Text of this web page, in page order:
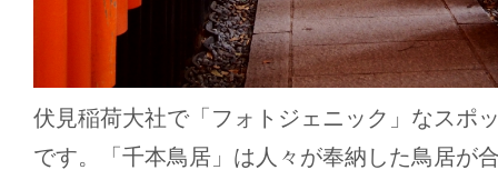
伏見稲荷大社で「フォトジェニック」なスポ
です。「千本鳥居」は人々が奉納した鳥居が